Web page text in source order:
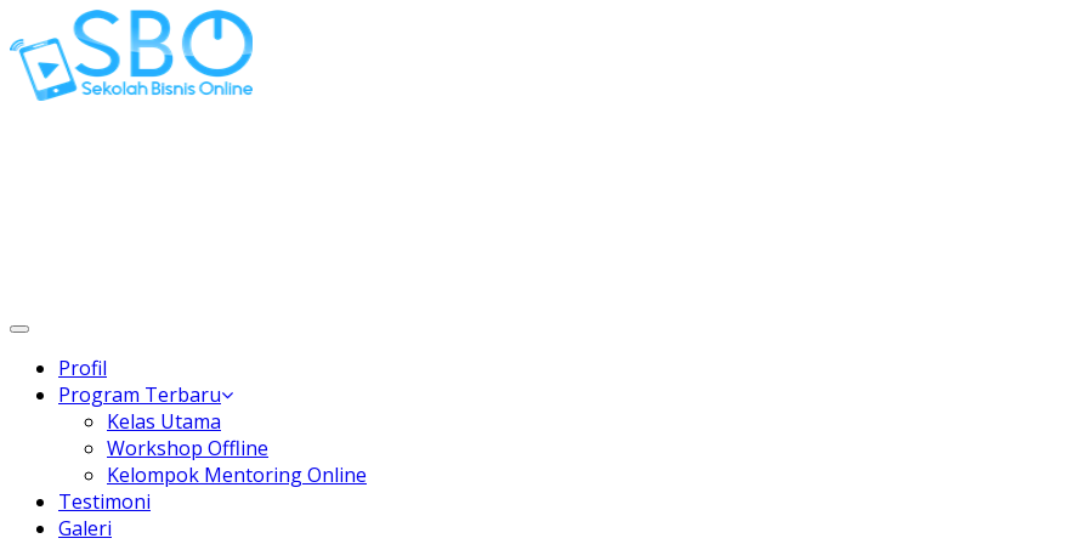
Toggle
Profil
Program Terbaru
Kelas Utama
Workshop Offline
Kelompok Mentoring Online
Testimoni
Galeri